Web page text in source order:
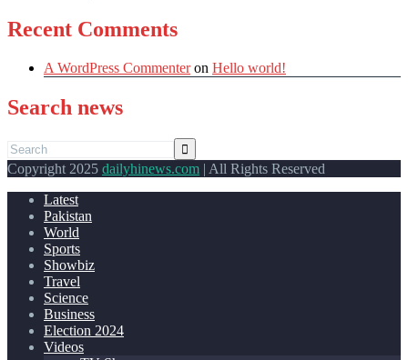
Recent Comments
A WordPress Commenteron Hello world!
Search news
Copyright 2025 dailyhinews.com | All Rights Reserved
Latest
Pakistan
World
Sports
Showbiz
Travel
Science
Business
Election 2024
Videos